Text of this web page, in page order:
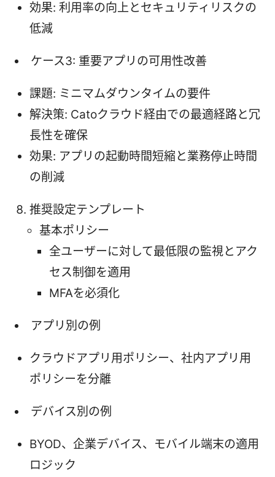
効果: 利用率の向上とセキュリティリスクの
低減
ケース3: 重要アプリの可用性改善
課題: ミニマムダウンタイムの要件
解決策: Catoクラウド経由での最適経路と冗
長性を確保
効果: アプリの起動時間短縮と業務停止時間
の削減
推奨設定テンプレート
基本ポリシー
全ユーザーに対して最低限の監視とアク
セス制御を適用
MFAを必須化
アプリ別の例
クラウドアプリ用ポリシー、社内アプリ用
ポリシーを分離
デバイス別の例
BYOD、企業デバイス、モバイル端末の適用
ロジック